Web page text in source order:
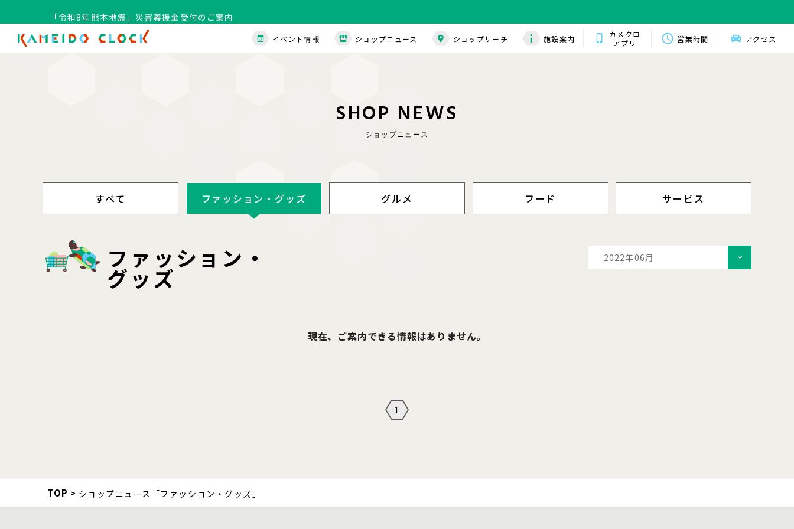
「令和8年熊本地震」災害義援金受付のご案内
イベント情報 ショップニュース ショップサーチ 施設案内
カメクロ
アプリ
営業時間 アクセス
SHOP NEWS
ショップニュース
すべて ファッション・グッズ グルメ フード サービス
2022年06月
ファッション・
グッズ
現在、ご案内できる情報はありません。
1
TOP ショップニュース「ファッション・グッズ」